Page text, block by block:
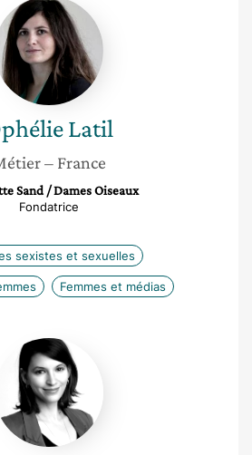
Ophélie
Latil
Latil
– France
Sand / Dames Oiseaux
Fondatrice
sexistes et sexuelles
Femmes et médias
Natacha
Waksman